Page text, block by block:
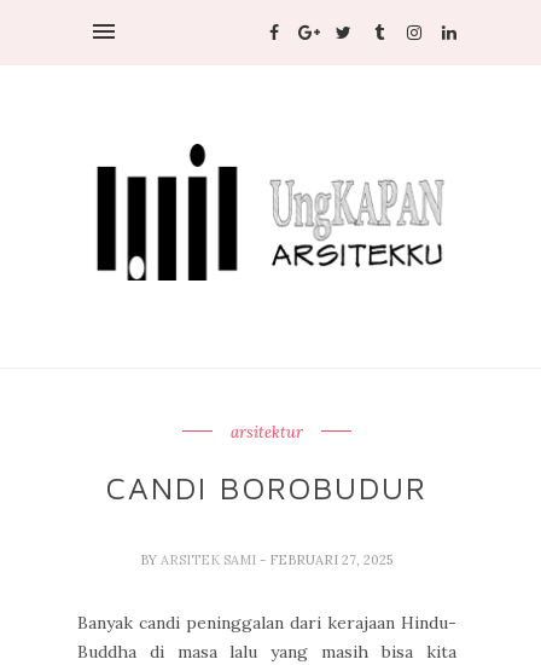
arsitektur
CANDI BOROBUDUR
BY ARSITEK SAMI - FEBRUARI 27, 2025
Banyak candi peninggalan dari kerajaan Hindu-
Buddha di masa lalu yang masih bisa kita